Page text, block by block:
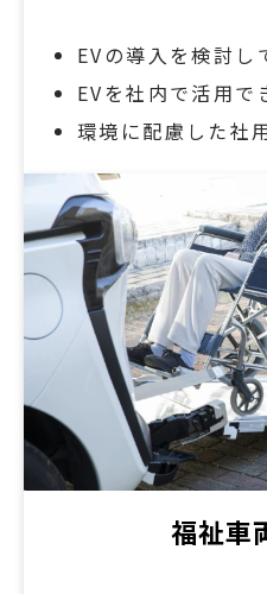
EVの導入を検討し
EVを社内で活用で
環境に配慮した社
福祉車